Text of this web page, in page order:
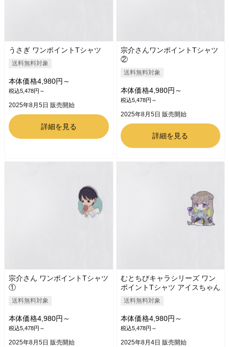
うさぎ ワンポイントTシャツ
送料無料対象
本体価格4,980円～
税込5,478円～
2025年8月5日 販売開始
詳細を見る
宗介さんワンポイントTシャツ
②
送料無料対象
本体価格4,980円～
税込5,478円～
2025年8月5日 販売開始
詳細を見る
宗介さん ワンポイントTシャツ
①
送料無料対象
本体価格4,980円～
税込5,478円～
2025年8月5日 販売開始
むとちびキャラシリーズ ワン
ポイントTシャツ アイスちゃん
送料無料対象
本体価格4,980円～
税込5,478円～
2025年8月4日 販売開始